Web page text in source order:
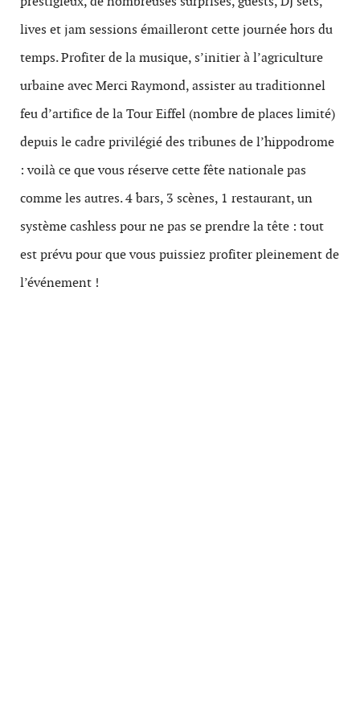
lives et jam sessions émailleront cette journée hors du
temps. Profiter de la musique, s’initier à l’agriculture
urbaine avec Merci Raymond, assister au traditionnel
feu d’artifice de la Tour Eiffel (nombre de places limité)
depuis le cadre privilégié des tribunes de l’hippodrome
: voilà ce que vous réserve cette fête nationale pas
comme les autres. 4 bars, 3 scènes, 1 restaurant, un
système cashless pour ne pas se prendre la tête : tout
est prévu pour que vous puissiez profiter pleinement de
l’événement !